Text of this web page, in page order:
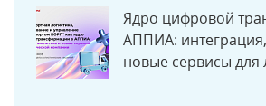
Ядро цифровой
АППИА:
новые сервисы для